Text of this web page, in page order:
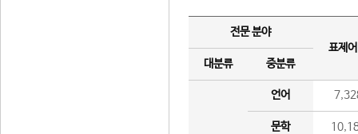
전문 분야
표제
대분류
중분류
언어
문학